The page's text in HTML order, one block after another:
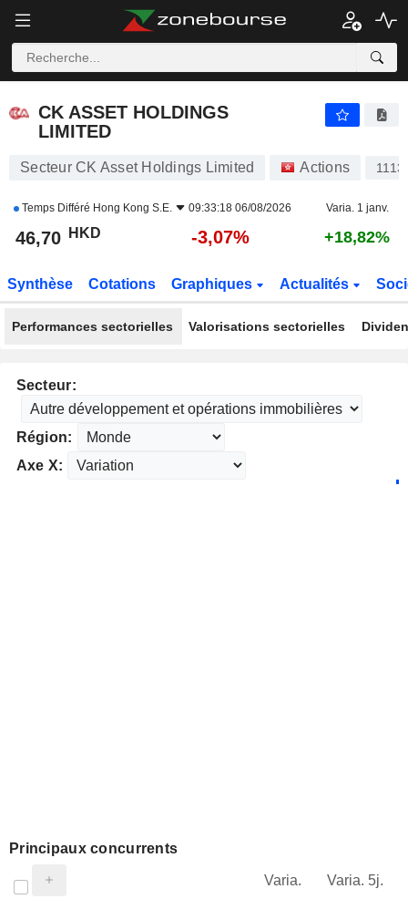
CK ASSET HOLDINGS LIMITED
CK ASSET HOLDINGS
LIMITED
Secteur CK Asset Holdings Limited Actions 1113
Temps Différé Hong Kong S.E. 09:33:18 06/08/2026 Varia. 1 janv.
46,70 HKD -3,07% +18,82%
Synthèse Cotations Graphiques Actualités
Performances sectorielles Valorisations sectorielles
Secteur:
Région:
Axe X:
Principaux concurrents
Varia. Varia. 5j.